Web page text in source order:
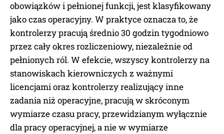
obowiązków i pełnionej funkcji, jest klasyfikowany
jako czas operacyjny. W praktyce oznacza to, że
kontrolerzy pracują średnio 30 godzin tygodniowo
przez cały okres rozliczeniowy, niezależnie od
pełnionych ról. W efekcie, wszyscy kontrolerzy na
stanowiskach kierowniczych z ważnymi
licencjami oraz kontrolerzy realizujący inne
zadania niż operacyjne, pracują w skróconym
wymiarze czasu pracy, przewidzianym wyłącznie
dla pracy operacyjnej, a nie w wymiarze